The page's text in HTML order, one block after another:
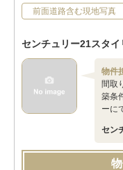
前面道路含む現地写真
センチュリー21スタイ
物件
間取
築条
ーに
セン